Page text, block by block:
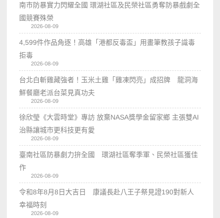
南市防暴實力閃耀全國 環湖社區及民榮社區勇奪防暴戲劇全
國競賽殊榮
2026-08-09
4,599件作品角逐！高雄「港都反毒盃」用畫筆教孩子識毒
拒毒
2026-08-09
台北白斬雞藏強者！玉米土雞「雞凍閃亮」成招牌 龍洞海
鮮餐廳老派台菜見真功夫
2026-08-09
徐欣瑩《大雲時堂》專訪 放棄NASA獎學金留家鄉 主張雙AI
治縣讓城市更科技更有愛
2026-08-09
臺南社區防暴劇力拚全國 環湖社區奪季軍、民榮社區獲佳
作
2026-08-09
令和8年8月8日大吉日 康議長赴八王子祭見證190對新人
幸福時刻
2026-08-09